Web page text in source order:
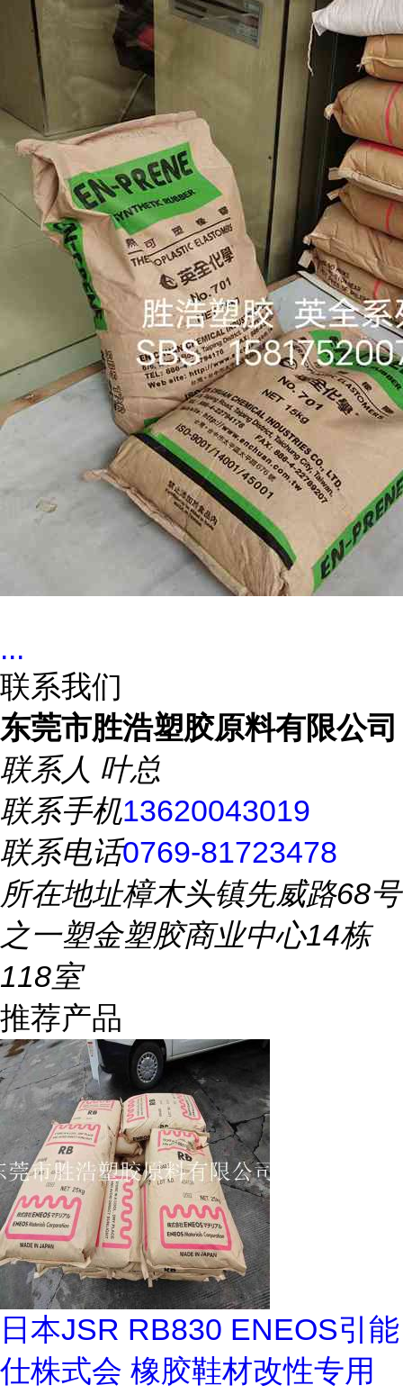
...
联系我们
东莞市胜浩塑胶原料有限公司
联系人 叶总
联系手机13620043019
联系电话0769-81723478
所在地址樟木头镇先威路68号
之一塑金塑胶商业中心14栋
118室
推荐产品
日本JSR RB830 ENEOS引能
仕株式会 橡胶鞋材改性专用